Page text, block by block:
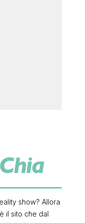
show? Allora
il sito che dal